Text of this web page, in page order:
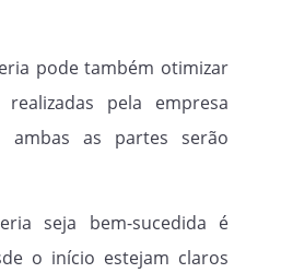
pode também otimizar
pela empresa
ambas as partes serão
seja bem-sucedida é
o início estejam claros